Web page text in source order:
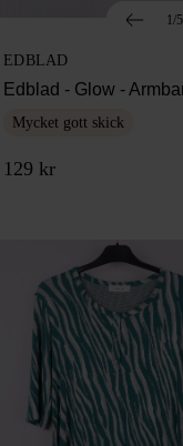
1/5
EDBLAD
Edblad - Glow -
Mycket gott skick
129 kr